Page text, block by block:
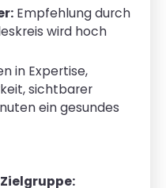
Empfehlung durch
wird hoch
in Expertise,
sichtbarer
ein gesundes